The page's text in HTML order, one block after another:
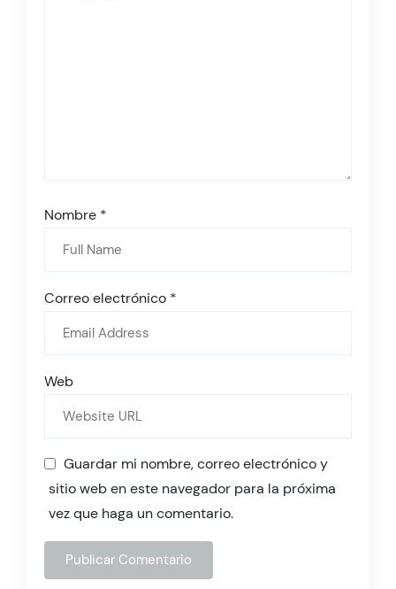
Nombre *
Correo electrónico *
Web
Guardar mi nombre, correo electrónico y
sitio web en este navegador para la próxima
vez que haga un comentario.